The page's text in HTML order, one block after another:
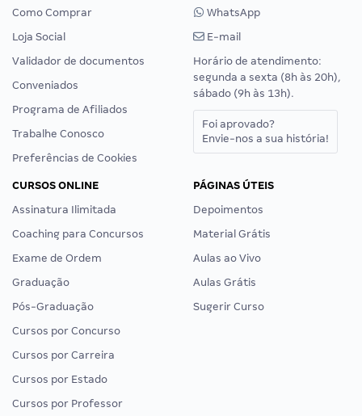
Como Comprar
Loja Social
Validador de documentos
Conveniados
Programa de Afiliados
Trabalhe Conosco
Preferências de Cookies
WhatsApp
E-mail
Horário de atendimento:
segunda a sexta (8h às 20h),
sábado (9h às 13h).
Foi aprovado?
Envie-nos a sua história!
CURSOS ONLINE
Assinatura Ilimitada
Coaching para Concursos
Exame de Ordem
Graduação
Pós-Graduação
Cursos por Concurso
Cursos por Carreira
Cursos por Estado
Cursos por Professor
PÁGINAS ÚTEIS
Depoimentos
Material Grátis
Aulas ao Vivo
Aulas Grátis
Sugerir Curso